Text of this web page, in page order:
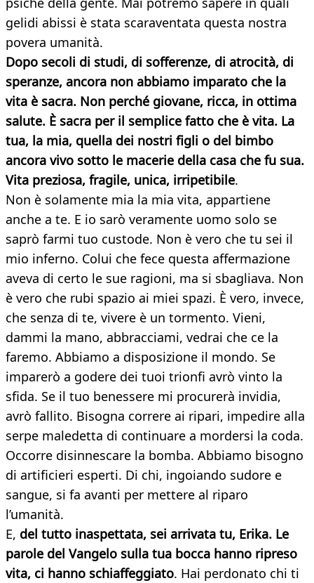
gelidi abissi è stata scaraventata questa nostra
povera umanità.
Dopo secoli di studi, di sofferenze, di atrocità, di
speranze, ancora non abbiamo imparato che la
vita è sacra. Non perché giovane, ricca, in ottima
salute. È sacra per il semplice fatto che è vita. La
tua, la mia, quella dei nostri figli o del bimbo
ancora vivo sotto le macerie della casa che fu sua.
Vita preziosa, fragile, unica, irripetibile.
Non è solamente mia la mia vita, appartiene
anche a te. E io sarò veramente uomo solo se
saprò farmi tuo custode. Non è vero che tu sei il
mio inferno. Colui che fece questa affermazione
aveva di certo le sue ragioni, ma si sbagliava. Non
è vero che rubi spazio ai miei spazi. È vero, invece,
che senza di te, vivere è un tormento. Vieni,
dammi la mano, abbracciami, vedrai che ce la
faremo. Abbiamo a disposizione il mondo. Se
imparerò a godere dei tuoi trionfi avrò vinto la
sfida. Se il tuo benessere mi procurerà invidia,
avrò fallito. Bisogna correre ai ripari, impedire alla
serpe maledetta di continuare a mordersi la coda.
Occorre disinnescare la bomba. Abbiamo bisogno
di artificieri esperti. Di chi, ingoiando sudore e
sangue, si fa avanti per mettere al riparo
l’umanità.
E, del tutto inaspettata, sei arrivata tu, Erika. Le
parole del Vangelo sulla tua bocca hanno ripreso
vita, ci hanno schiaffeggiato. Hai perdonato chi ti